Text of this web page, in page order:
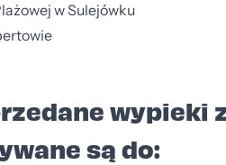
w Sulejówku
wypieki
są do: